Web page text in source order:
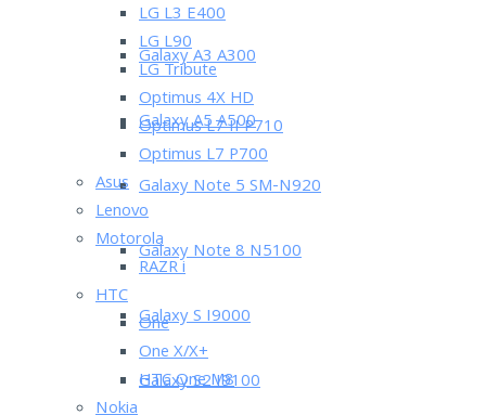
Galaxy A3 A300
Galaxy A5 A500
Galaxy Note 5 SM-N920
Galaxy Note 8 N5100
Galaxy S I9000
Galaxy S2 I9100
LG L3 E400
LG L90
LG Tribute
Optimus 4X HD
Optimus L7 II P710
Optimus L7 P700
Asus
Lenovo
Motorola
RAZR i
HTC
One
One X/X+
HTC One M8